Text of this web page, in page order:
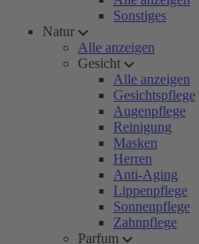
Sonstiges
Natur
Alle anzeigen
Gesicht
Alle anzeigen
Gesichtspflege
Augenpflege
Reinigung
Masken
Herren
Anti-Aging
Lippenpflege
Sonnenpflege
Zahnpflege
Parfum